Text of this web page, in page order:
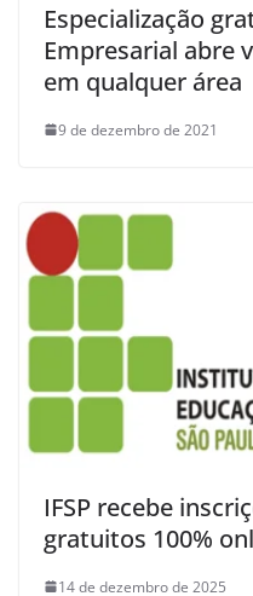
Especialização
Empresarial abre
em qualquer área
9 de dezembro de 2021
IFSP recebe
gratuitos 100%
14 de dezembro de 2025